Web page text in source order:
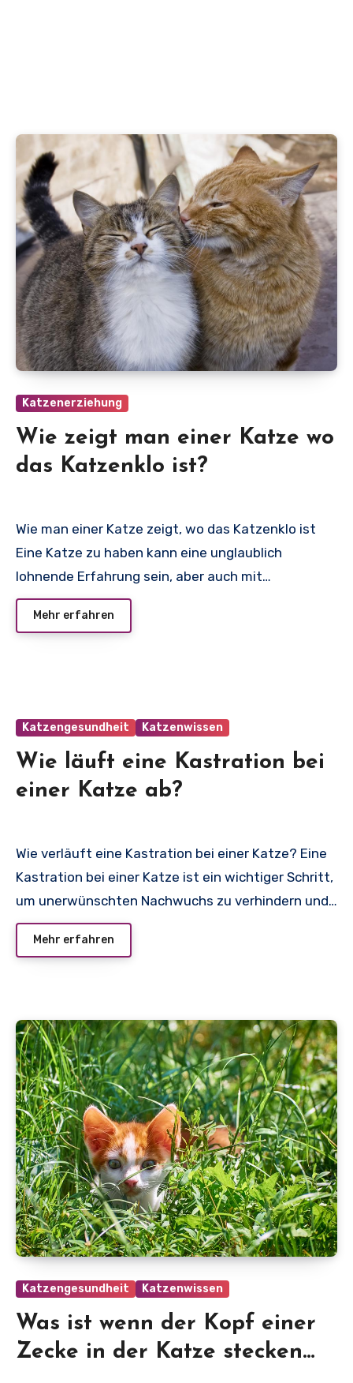
Katzenerziehung
Wie zeigt man einer Katze wo
das Katzenklo ist?
Wie man einer Katze zeigt, wo das Katzenklo ist
Eine Katze zu haben kann eine unglaublich
lohnende Erfahrung sein, aber auch mit…
Mehr erfahren
Katzengesundheit Katzenwissen
Wie läuft eine Kastration bei
einer Katze ab?
Wie verläuft eine Kastration bei einer Katze? Eine
Kastration bei einer Katze ist ein wichtiger Schritt,
um unerwünschten Nachwuchs zu verhindern und…
Mehr erfahren
Katzengesundheit Katzenwissen
Was ist wenn der Kopf einer
Zecke in der Katze stecken